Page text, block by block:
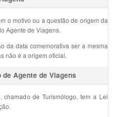
o motivo ou a questão de origem da
Agente de Viagens.
da data comemorativa ser a mesma
não é a origem oficial.
Agente de Viagens
chamado de Turismólogo, tem a Lei